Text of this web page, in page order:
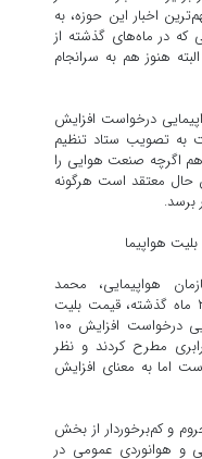
اخبار این حوزه، به
که در ماه‌های گذشته از
هنوز هم به سرانجام
درخواست افزایش
به تصویب ستاد تنظیم
اگرچه صنعت هوایی را
حال معتقد است هرگونه
برسد.
هواپیمایی، محمد
محمدی‌بخش عنوان کرد در حالی که در ۲۲ ماه گذشته، قیمت بلیت
افزایش نداشته‌ اکنون شرکت‌های هواپیمایی درخواست افزایش ۱۰۰
مطرح کردند و نظر
اما به معنای افزایش
و کم‌برخوردار از بخش
و هوانوردی عمومی در